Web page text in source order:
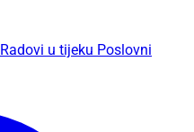
Radovi u tijeku Poslovni